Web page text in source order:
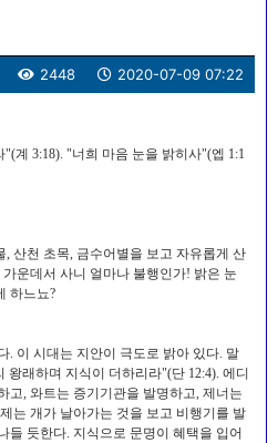
2020-07-09 07:22
2448
계 3:18). "너희 마음 눈을 밝히사"(엡 1:1
, 산천 초목, 금수어별을 보고 자유롭게 산
운데서 사니 얼마나 불행인가! 밝은 눈
하느뇨?
. 이 시대는 지안이 극도로 밝아 있다. 말
왕래하며 지식이 더하리라"(단 12:4). 에디
고, 와트는 증기기관을 발명하고, 제너는
는 개가 날아가는 것을 보고 비행기를 발
들 듯한다. 지식으로 문명이 혜택을 입어